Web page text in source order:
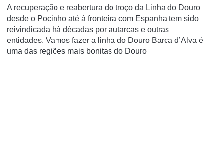
A recuperação e reabertura do troço da Linha do Douro
desde o Pocinho até à fronteira com Espanha tem sido
reivindicada há décadas por autarcas e outras
entidades. Vamos fazer a linha do Douro Barca d’Alva é
uma das regiões mais bonitas do Douro